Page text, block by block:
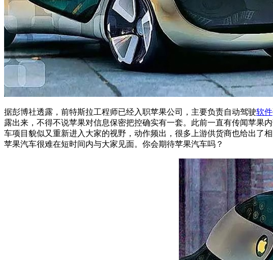
据彭博社透露，前特斯拉工程师已经入职苹果公司，主要负责自动驾驶软件
露出来，不得不说苹果对信息保密把控确实有一套。此前一直有传闻苹果
车项目貌似又重新进入大家的视野，动作频出，很多上游供货商也给出了
苹果汽车很难在短时间内与大家见面。你会期待苹果汽车吗？